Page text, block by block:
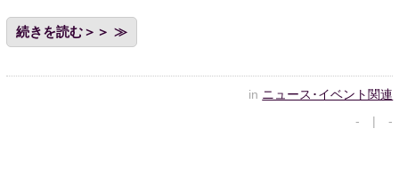
続きを読む＞＞
in ニュース･イベント関連
- | -